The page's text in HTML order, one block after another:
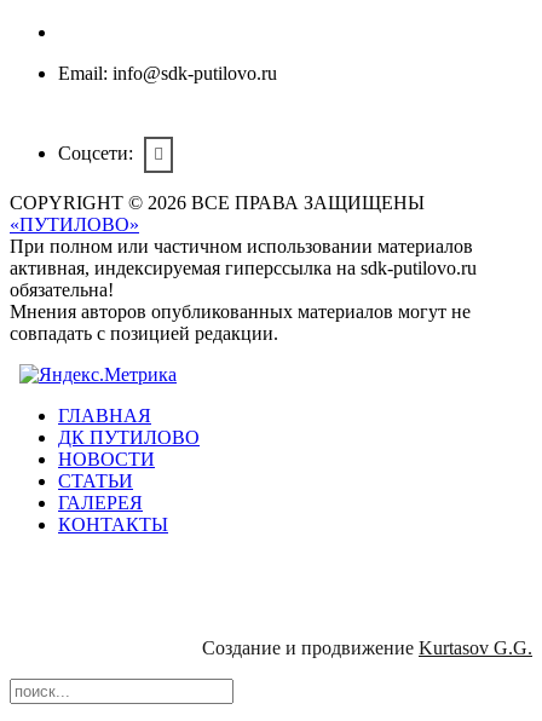
Email: info@sdk-putilovo.ru
Соцсети:
COPYRIGHT © 2026 ВСЕ ПРАВА ЗАЩИЩЕНЫ
«ПУТИЛОВО»
При полном или частичном использовании материалов
активная, индексируемая гиперссылка на sdk-putilovo.ru
обязательна!
Мнения авторов опубликованных материалов могут не
совпадать с позицией редакции.
ГЛАВНАЯ
ДК ПУТИЛОВО
НОВОСТИ
СТАТЬИ
ГАЛЕРЕЯ
КОНТАКТЫ
Создание и продвижение Kurtasov G.G.